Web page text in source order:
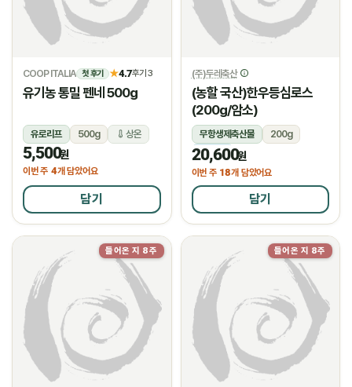
COOP ITALIA 첫 후기 ★4.7후기 3
유기농 통밀 펜네 500g
유로리프 500g 상온
5,500원
이번 주 4개 담았어요
담기
(주)두레축산
(농할 국산)한우등심로스
(200g/암소)
무항생제축산물
200g
냉장
20,600원
이번 주 18개 담았어요
담기
들어온 지 8주 들어온 지 8주